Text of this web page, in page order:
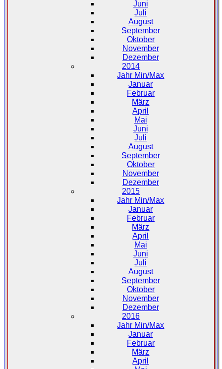
Juni
Juli
August
September
Oktober
November
Dezember
2014
Jahr Min/Max
Januar
Februar
März
April
Mai
Juni
Juli
August
September
Oktober
November
Dezember
2015
Jahr Min/Max
Januar
Februar
März
April
Mai
Juni
Juli
August
September
Oktober
November
Dezember
2016
Jahr Min/Max
Januar
Februar
März
April